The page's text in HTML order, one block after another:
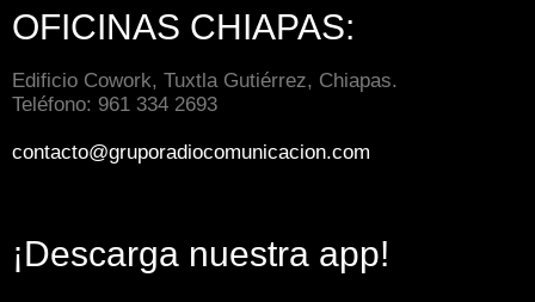
OFICINAS CHIAPAS:
Edificio Cowork, Tuxtla Gutiérrez, Chiapas.
Teléfono: 961 334 2693
contacto@gruporadiocomunicacion.com
¡Descarga nuestra app!